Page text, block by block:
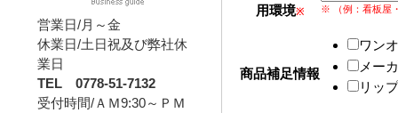
用環境※ ※ （例：看板屋
商品補足情報
ワン
メー
リッ
営業日/月～金
休業日/土日祝及び弊社休
業日
TEL 0778-51-7132
受付時間/ＡＭ9:30～ＰＭ